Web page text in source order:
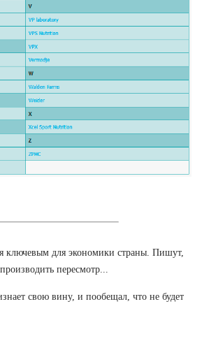
ключевым для экономики страны. Пишут,
пересмотр...
свою вину, и пообещал, что не будет